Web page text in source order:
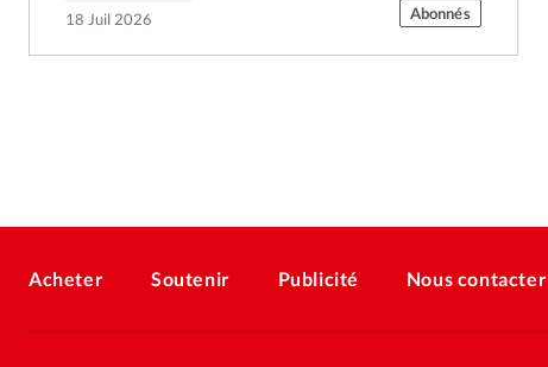
18 Juil 2026
Abonnés
Acheter Soutenir Publicité Nous contacter